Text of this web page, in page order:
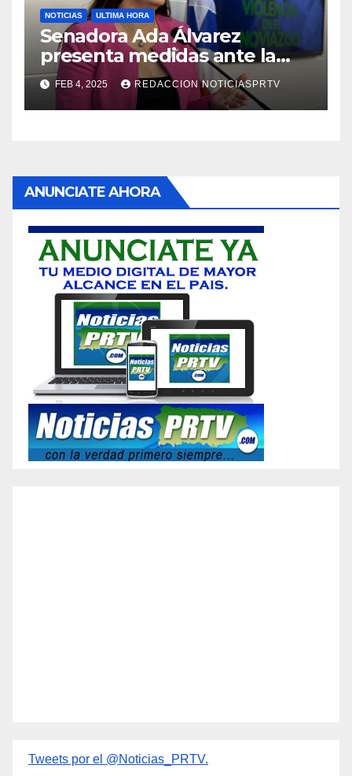
NOTICIAS ULTIMA HORA
Senadora Ada Álvarez
presenta medidas ante la
violencia en el noviazgo
FEB 4, 2025 REDACCION NOTICIASPRTV
ANUNCIATE AHORA
Tweets por el @Noticias_PRTV.